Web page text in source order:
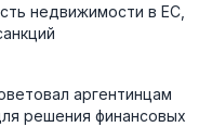
недвижимости в ЕС,
аргентинцам
решения финансовых